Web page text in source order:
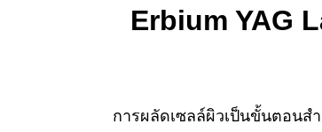
Erbium YAG
การผลัดเซลล์ผิวเป็นขั้นตอนส